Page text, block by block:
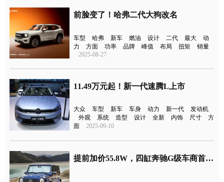
前脸变了！哈弗二代大狗改名
车型 哈弗 新车 燃油 设计 二代 最大
动
力
方面 功率 品牌 峰值 布局 扭矩
销量
2025-08-27
11.49万元起！新一代速腾L上市
大众 车型 新车 车身 动力 新一代
发动机
外观
系统 造型 设计 全新 内饰 尺寸
方
面
2025-09-10
提前加价55.8W，四缸奔驰G级车商首次报价200万